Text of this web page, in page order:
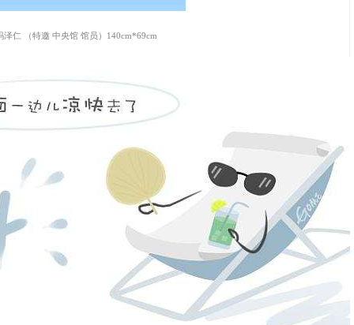
仁 （特邀 中央馆 馆员） 140cm*69cm